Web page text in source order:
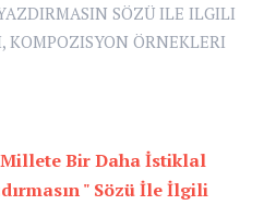
SÖZÜ ILE ILGILI
, KOMPOZISYON ÖRNEKLERI
Bir Daha İstiklal
" Sözü İle İlgili